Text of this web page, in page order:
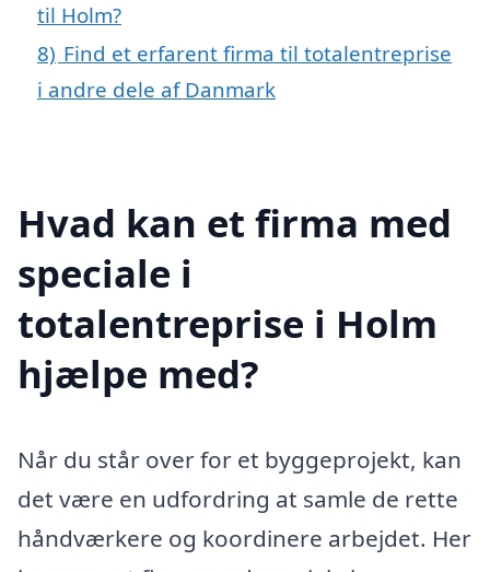
til Holm?
8) Find et erfarent firma til totalentreprise
i andre dele af Danmark
Hvad kan et firma med
speciale i
totalentreprise i Holm
hjælpe med?
Når du står over for et byggeprojekt, kan
det være en udfordring at samle de rette
håndværkere og koordinere arbejdet. Her